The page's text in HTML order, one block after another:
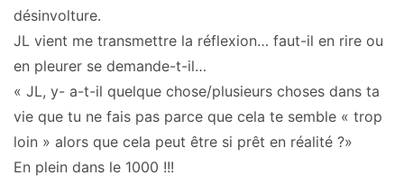
désinvolture.
JL vient me transmettre la réflexion… faut-il en rire ou
en pleurer se demande-t-il…
« JL, y- a-t-il quelque chose/plusieurs choses dans ta
vie que tu ne fais pas parce que cela te semble « trop
loin » alors que cela peut être si prêt en réalité ?»
En plein dans le 1000 !!!